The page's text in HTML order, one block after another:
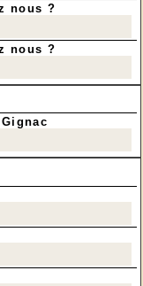
cet hiver, ont
est suspendue
par le
située au fond
cet "
de chauves-
importante du
au sommet de
essentiel
d'insectes. Ce
des
peut en
heure !
nous ?
nous ?